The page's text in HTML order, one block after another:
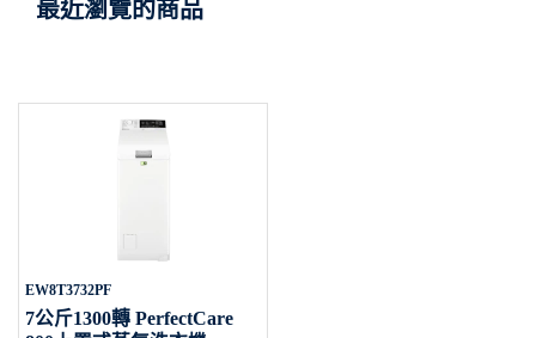
最近瀏覽的商品
EW8T3732PF
7公斤1300轉 PerfectCare